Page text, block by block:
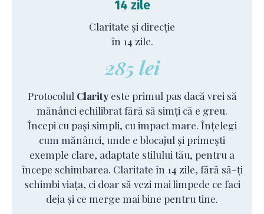
14 zile
Claritate și direcție
în 14 zile.
285 lei
Protocolul Clarityeste primul pas dacă vrei să
mănânci echilibrat fără să simți că e greu.
Începi cu pași simpli, cu impact mare. Înțelegi
cum mănânci, unde e blocajul și primești
exemple clare, adaptate stilului tău, pentru a
începe schimbarea. Claritate în 14 zile, fără să-ți
schimbi viața, ci doar să vezi mai limpede ce faci
deja și ce merge mai bine pentru tine.